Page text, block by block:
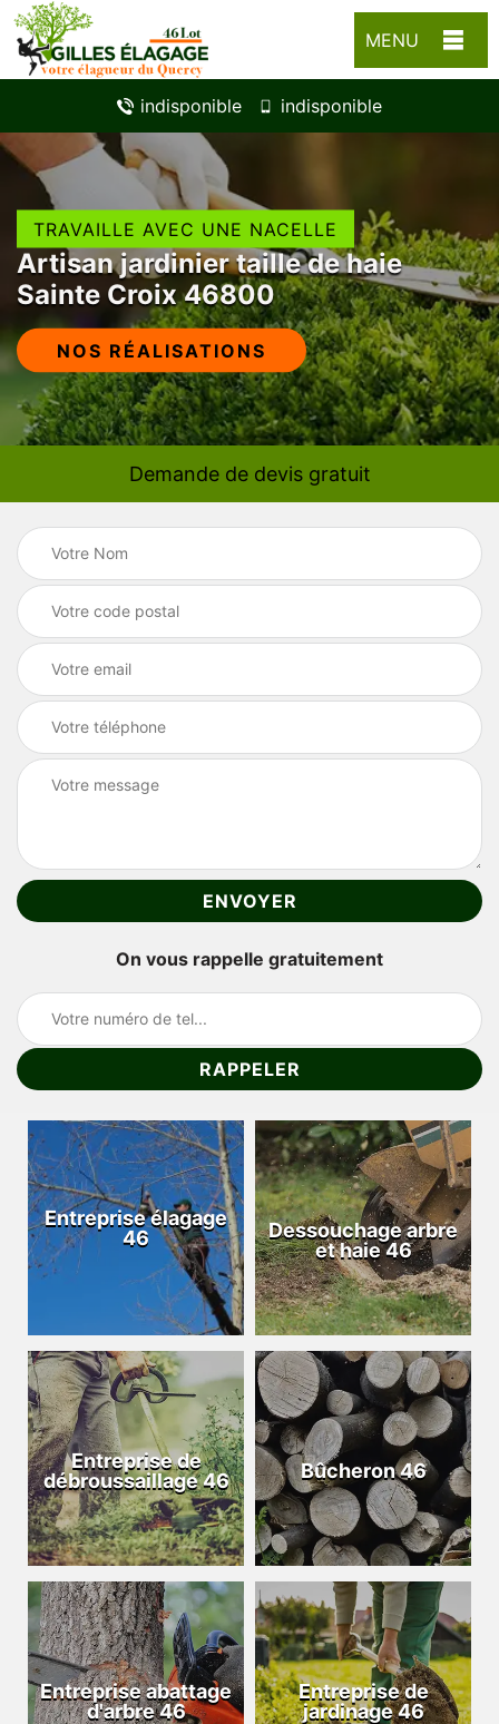
MENU
indisponible indisponible
TRAVAILLE AVEC UNE NACELLE
Artisan jardinier taille de haie
Sainte Croix 46800
NOS RÉALISATIONS
Demande de devis gratuit
On vous rappelle gratuitement
Entreprise élagage
46
Dessouchage arbre
et haie 46
Entreprise de
débroussaillage 46
Bûcheron 46
Entreprise abattage
d'arbre 46
Entreprise de
jardinage 46